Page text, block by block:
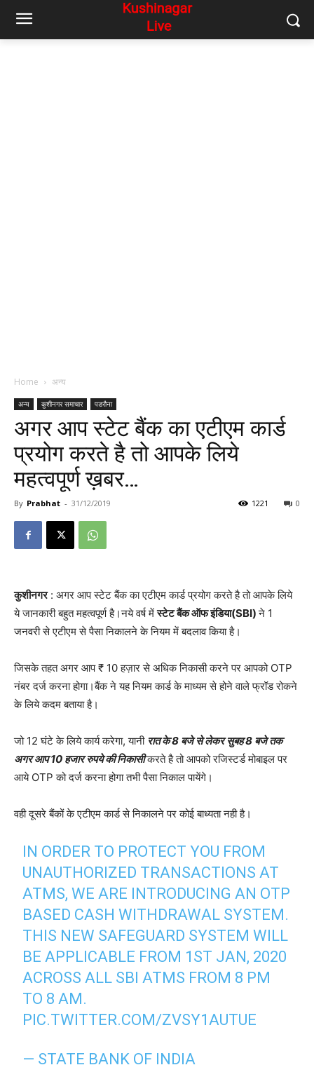
Home अन्य
अन्य कुशीनगर समाचार पडरौना
अगर आप स्टेट बैंक का एटीएम कार्ड
प्रयोग करते है तो आपके लिये
महत्वपूर्ण ख़बर…
By Prabhat - 31/12/2019 0
1221
कुशीनगर: अगर आप स्टेट बैंक का एटीएम कार्ड प्रयोग करते है तो आपके लिये
ये जानकारी बहुत महत्वपूर्ण है।नये वर्ष मेंस्टेट बैंक ऑफ इंडिया(SBI)ने 1
जनवरी से एटीएम से पैसा निकालने के नियम में बदलाव किया है।
जिसके तहत अगर आप ₹ 10 हज़ार से अधिक निकासी करने पर आपको OTP
नंबर दर्ज करना होगा।बैंक ने यह नियम कार्ड के माध्यम से होने वाले फ्रॉड रोकने
के लिये कदम बताया है।
जो 12 घंटे के लिये कार्य करेगा, यानी रात के 8 बजे से लेकर सुबह 8 बजे तक
अगर आप 10 हजार रुपये की निकासीकरते है तो आपको रजिस्टर्ड मोबाइल पर
आये OTP को दर्ज करना होगा तभी पैसा निकाल पायेंगे।
वही दूसरे बैंकों के एटीएम कार्ड से निकालने पर कोई बाध्यता नही है।
IN ORDER TO PROTECT YOU FROM
UNAUTHORIZED TRANSACTIONS AT
ATMS, WE ARE INTRODUCING AN OTP
BASED CASH WITHDRAWAL SYSTEM.
THIS NEW SAFEGUARD SYSTEM WILL
BE APPLICABLE FROM 1ST JAN, 2020
ACROSS ALL SBI ATMS FROM 8 PM
TO 8 AM.
PIC.TWITTER.COM/ZVSY1AUTUE
— STATE BANK OF INDIA